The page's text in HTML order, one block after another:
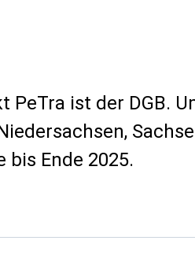
PeTra ist der DGB.
Ende 2025.